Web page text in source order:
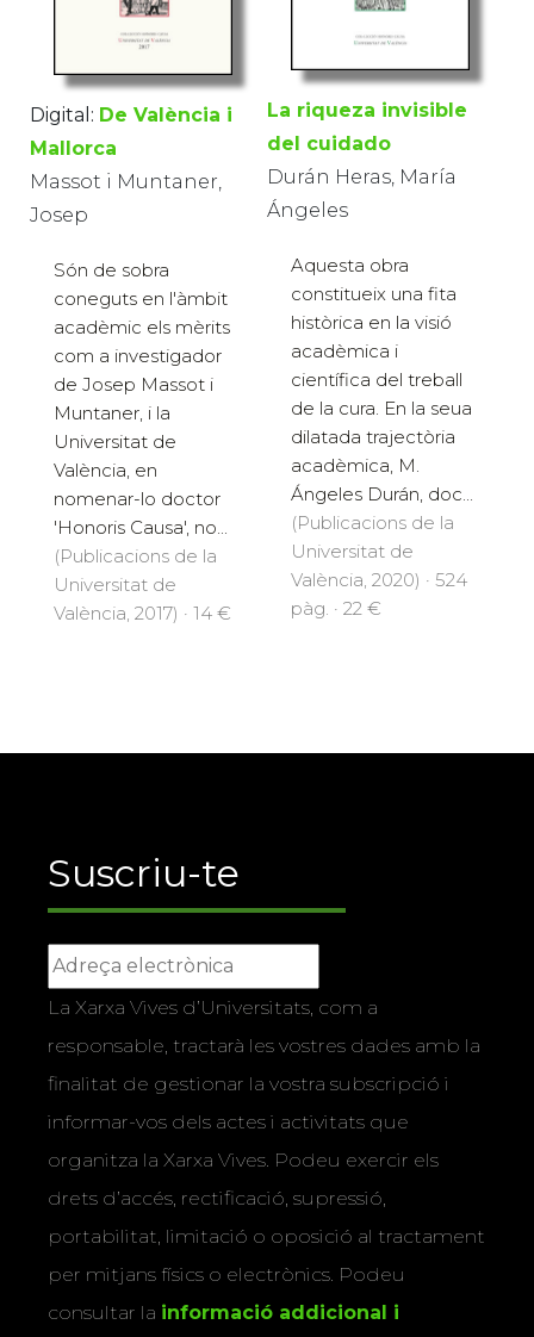
Digital: De València i
Mallorca
Massot i Muntaner,
Josep
Són de sobra
coneguts en l'àmbit
acadèmic els mèrits
com a investigador
de Josep Massot i
Muntaner, i la
Universitat de
València, en
nomenar-lo doctor
'Honoris Causa', no...
(Publicacions de la
Universitat de
València, 2017) · 14 €
La riqueza invisible
del cuidado
Durán Heras, María
Ángeles
Aquesta obra
constitueix una fita
històrica en la visió
acadèmica i
científica del treball
de la cura. En la seua
dilatada trajectòria
acadèmica, M.
Ángeles Durán, doc...
(Publicacions de la
Universitat de
València, 2020) · 524
pàg. · 22 €
Suscriu-te
La Xarxa Vives d’Universitats, com a
responsable, tractarà les vostres dades amb la
finalitat de gestionar la vostra subscripció i
informar-vos dels actes i activitats que
organitza la Xarxa Vives. Podeu exercir els
drets d’accés, rectificació, supressió,
portabilitat, limitació o oposició al tractament
per mitjans físics o electrònics. Podeu
consultar la informació addicional i